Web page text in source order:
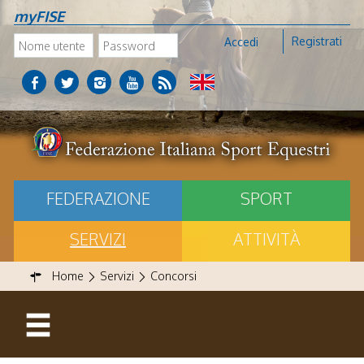
myFISE
Accedi Registrati
FEDERAZIONE
SPORT
SERVIZI
ATTIVITÀ
Home Servizi Concorsi